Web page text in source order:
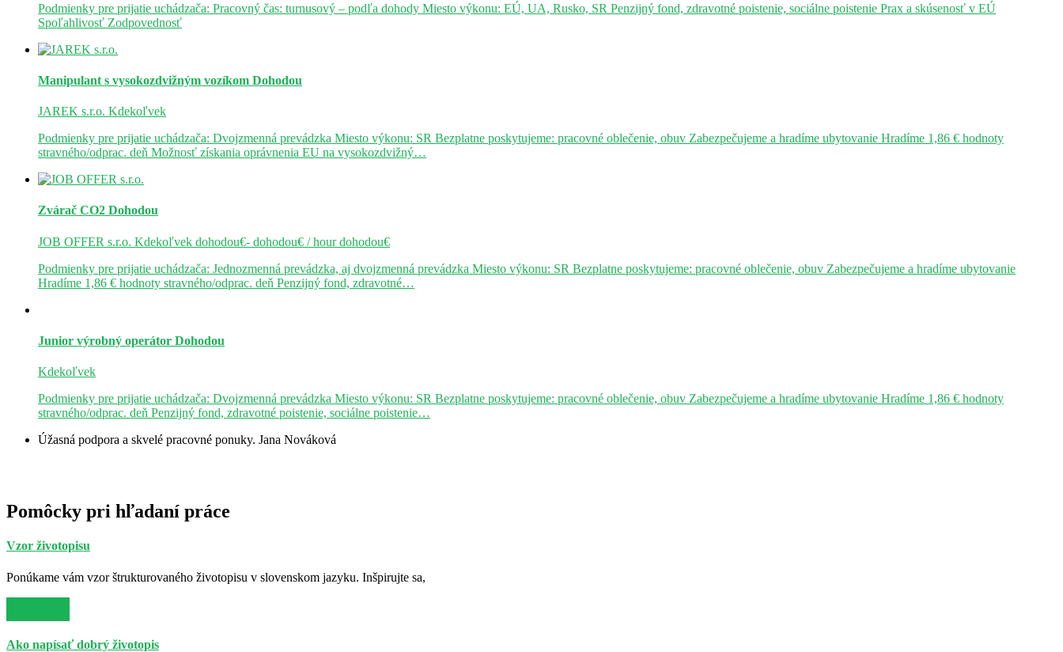
Podmienky pre prijatie uchádzača: Pracovný čas: turnusový – podľa dohody Miesto výkonu: EÚ, UA, Rusko, SR Penzijný fond, zdravotné poistenie, sociálne poistenie Prax a skúsenosť v EÚ
Spoľahlivosť Zodpovednosť
Manipulant s vysokozdvižným vozíkom Dohodou
JAREK s.r.o. Kdekoľvek
Podmienky pre prijatie uchádzača: Dvojzmenná prevádzka Miesto výkonu: SR Bezplatne poskytujeme: pracovné oblečenie, obuv Zabezpečujeme a hradíme ubytovanie Hradíme 1,86 € hodnoty
stravného/odprac. deň Možnosť získania oprávnenia EU na vysokozdvižný…
Zvárač CO2 Dohodou
JOB OFFER s.r.o. Kdekoľvek dohodou€- dohodou€ / hourdohodou€
Podmienky pre prijatie uchádzača: Jednozmenná prevádzka, aj dvojzmenná prevádzka Miesto výkonu: SR Bezplatne poskytujeme: pracovné oblečenie, obuv Zabezpečujeme a hradíme ubytovanie
Hradíme 1,86 € hodnoty stravného/odprac. deň Penzijný fond, zdravotné…
Junior výrobný operátor Dohodou
Kdekoľvek
Podmienky pre prijatie uchádzača: Dvojzmenná prevádzka Miesto výkonu: SR Bezplatne poskytujeme: pracovné oblečenie, obuv Zabezpečujeme a hradíme ubytovanie Hradíme 1,86 € hodnoty
stravného/odprac. deň Penzijný fond, zdravotné poistenie, sociálne poistenie…
Úžasná podpora a skvelé pracovné ponuky. Jana Nováková
Pomôcky pri hľadaní práce
Vzor životopisu
Ponúkame vám vzor štrukturovaného životopisu v slovenskom jazyku. Inšpirujte sa,
Ako napísať dobrý životopis